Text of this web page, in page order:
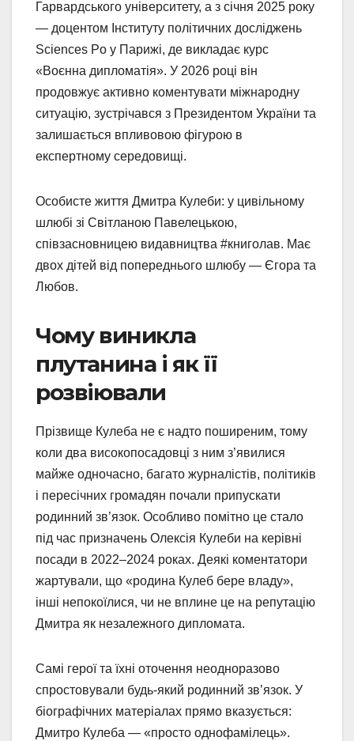
Гарвардського університету, а з січня 2025 року
— доцентом Інституту політичних досліджень
Sciences Po у Парижі, де викладає курс
«Воєнна дипломатія». У 2026 році він
продовжує активно коментувати міжнародну
ситуацію, зустрічався з Президентом України та
залишається впливовою фігурою в
експертному середовищі.
Особисте життя Дмитра Кулеби: у цивільному
шлюбі зі Світланою Павелецькою,
співзасновницею видавництва #книголав. Має
двох дітей від попереднього шлюбу — Єгора та
Любов.
Чому виникла
плутанина і як її
розвіювали
Прізвище Кулеба не є надто поширеним, тому
коли два високопосадовці з ним з’явилися
майже одночасно, багато журналістів, політиків
і пересічних громадян почали припускати
родинний зв’язок. Особливо помітно це стало
під час призначень Олексія Кулеби на керівні
посади в 2022–2024 роках. Деякі коментатори
жартували, що «родина Кулеб бере владу»,
інші непокоїлися, чи не вплине це на репутацію
Дмитра як незалежного дипломата.
Самі герої та їхні оточення неодноразово
спростовували будь-який родинний зв’язок. У
біографічних матеріалах прямо вказується:
Дмитро Кулеба — «просто однофамілець».